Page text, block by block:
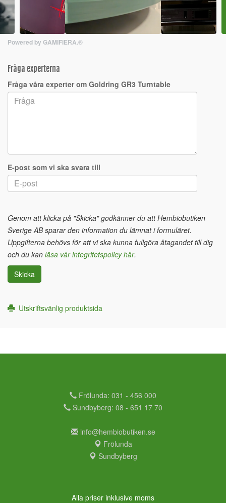
Powered by GAMIFIERA.®
Fråga experterna
Fråga våra experter om Goldring GR3 Turntable
E-post som vi ska svara till
Genom att klicka på "Skicka" godkänner du att Hembiobutiken
Sverige AB sparar den information du lämnat i formuläret.
Uppgifterna behövs för att vi ska kunna fullgöra åtagandet till dig
och du kan läsa vår integritetspolicy här.
Skicka
Utskriftsvänlig produktsida
Frölunda: 031 - 456 000
Sundbyberg: 08 - 651 17 70
info@hembiobutiken.se
Frölunda
Sundbyberg
Alla priser inklusive moms